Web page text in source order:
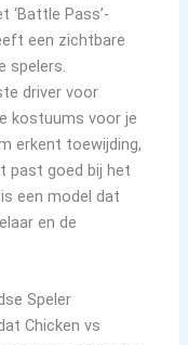
‘Battle Pass’-
een zichtbare
spelers.
driver voor
kostuums voor je
erkent toewijding,
past goed bij het
een model dat
en de
Speler
Chicken vs